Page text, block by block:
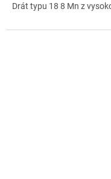
z
hvězdiček.
Drát typu 18 8 Mn z